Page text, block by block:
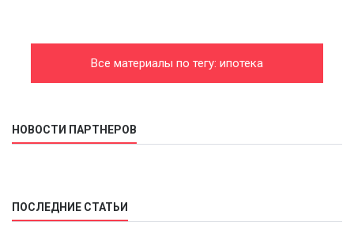
Все материалы по тегу: ипотека
НОВОСТИ ПАРТНЕРОВ
ПОСЛЕДНИЕ СТАТЬИ